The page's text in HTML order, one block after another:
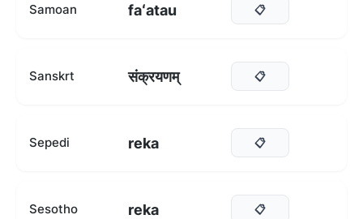
Samoan faʻatau 📋
Sanskrt संक्रयणम्‌ 📋
Sepedi reka 📋
Sesotho reka 📋